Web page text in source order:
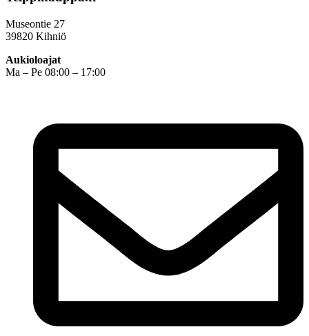
Museontie 27
39820 Kihniö
Aukioloajat
Ma – Pe 08:00 – 17:00